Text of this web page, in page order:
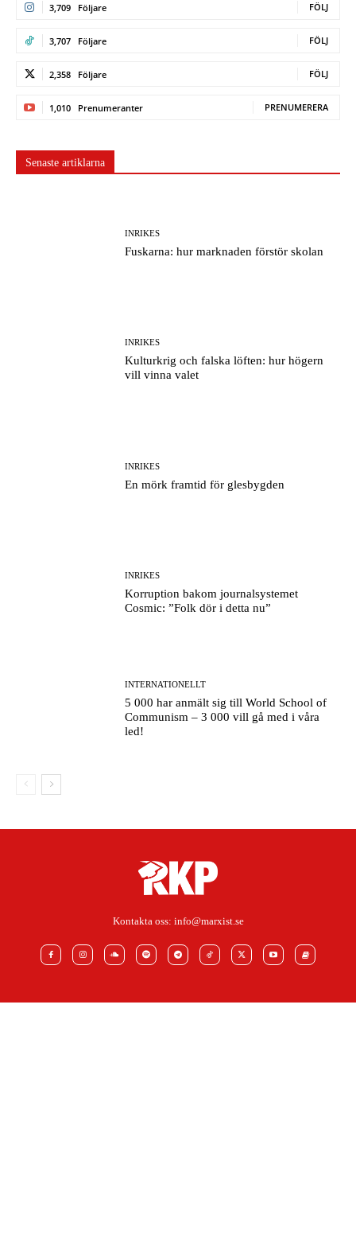
3,709 Följare FÖLJ
3,707 Följare FÖLJ
2,358 Följare FÖLJ
1,010 Prenumeranter PRENUMERERA
Senaste artiklarna
INRIKES
Fuskarna: hur marknaden förstör skolan
INRIKES
Kulturkrig och falska löften: hur högern
vill vinna valet
INRIKES
En mörk framtid för glesbygden
INRIKES
Korruption bakom journalsystemet
Cosmic: ”Folk dör i detta nu”
INTERNATIONELLT
5 000 har anmält sig till World School of
Communism – 3 000 vill gå med i våra
led!
Kontakta oss: info@marxist.se